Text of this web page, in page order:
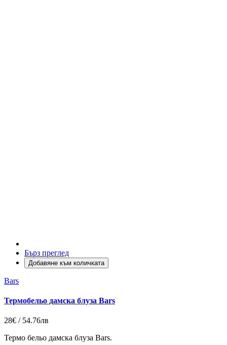
Бърз преглед
Добавяне към количката
Bars
Термобельо дамска блуза Bars
28€ / 54.76лв
Термо бельо дамска блуза Bars.